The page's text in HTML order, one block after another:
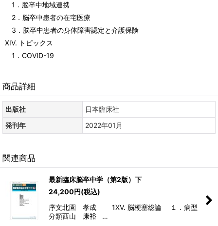
1．脳卒中地域連携
2．脳卒中患者の在宅医療
3．脳卒中患者の身体障害認定と介護保険
XIV. トピックス
1．COVID-19
商品詳細
出版社
日本臨床社
発刊年
2022年01月
関連商品
最新臨床脳卒中学（第2版）下
24,200 円(税込)
序文北園 孝成 1XV. 脳梗塞総論 １．病型
分類西山 康裕 …